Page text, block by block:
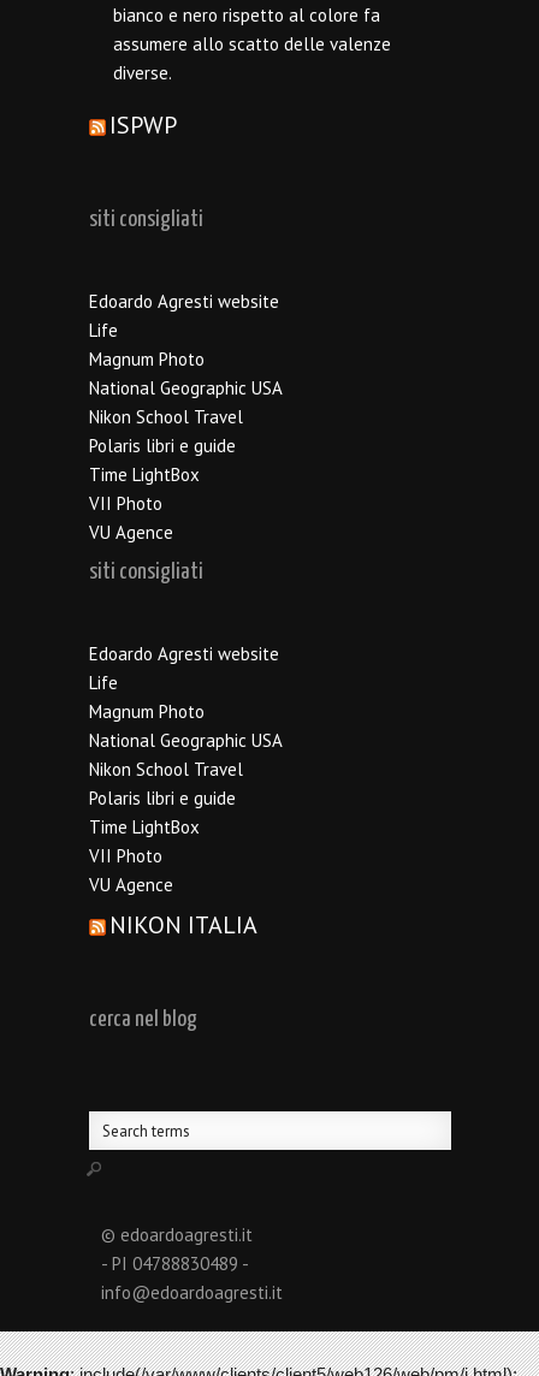
bianco e nero rispetto al colore fa
assumere allo scatto delle valenze
diverse.
ISPWP
siti consigliati
Edoardo Agresti website
Life
Magnum Photo
National Geographic USA
Nikon School Travel
Polaris libri e guide
Time LightBox
VII Photo
VU Agence
siti consigliati
Edoardo Agresti website
Life
Magnum Photo
National Geographic USA
Nikon School Travel
Polaris libri e guide
Time LightBox
VII Photo
VU Agence
NIKON ITALIA
cerca nel blog
© edoardoagresti.it
- PI 04788830489 -
info@edoardoagresti.it